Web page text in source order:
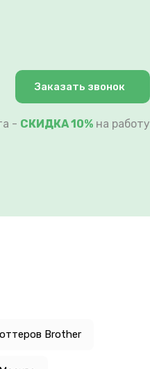
Заказать звонок
- СКИДКА 10% на работу
Brother